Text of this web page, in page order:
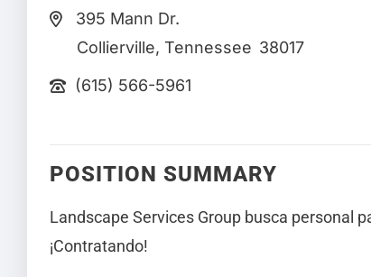
395 Mann Dr.
Collierville, Tennessee 38017
(615) 566-5961
POSITION SUMMARY
Landscape Services Group busca personal
¡Contratando!